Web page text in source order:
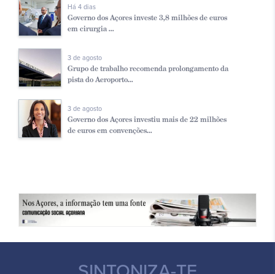
Há 4 dias
Governo dos Açores investe 3,8 milhões de euros
em cirurgia ...
3 de agosto
Grupo de trabalho recomenda prolongamento da
pista do Aeroporto...
3 de agosto
Governo dos Açores investiu mais de 22 milhões
de euros em convenções...